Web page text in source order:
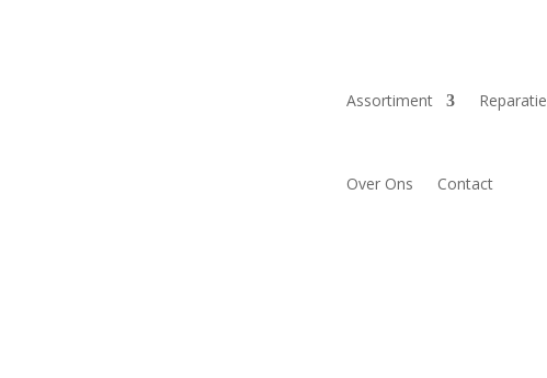
Assortiment Reparatie
Over Ons Contact